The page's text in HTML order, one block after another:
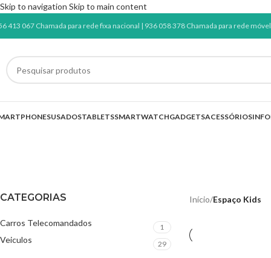
Skip to navigation Skip to main content
413 067 Chamada para rede fixa nacional | 936 058 378 Chamada para rede
USADOSTABLETSSMARTWATCHGADGETSACESSÓRIOS
CATEGORIAS
Carros Telecomandados 1
Veiculos 29
Início/Espaço Kids